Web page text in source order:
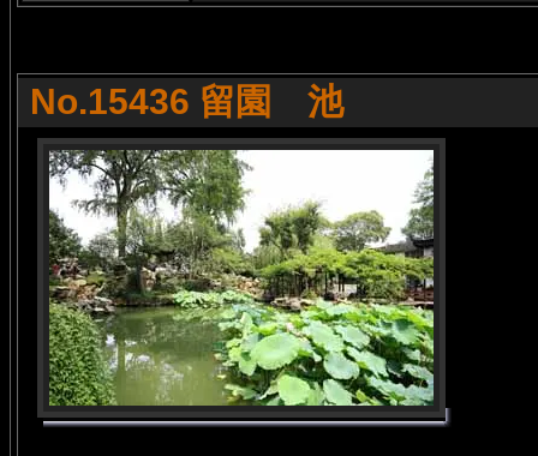
No.15436 留園 池